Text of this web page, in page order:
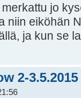
jo
niin eiköhän
ja kun se
2-3.5.2015